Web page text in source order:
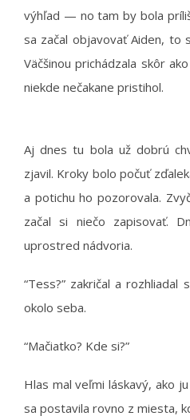
výhľad — no tam by bola
sa začal objavovať Aiden, to
Väčšinou prichádzala skôr
niekde nečakane pristihol.
Aj dnes tu bola už dobrú
zjavil. Kroky bolo počuť
a potichu ho pozorovala.
začal si niečo zapisovať.
uprostred nádvoria.
“Tess?” zakričal a rozhliadal
okolo seba.
“Mačiatko? Kde si?”
Hlas mal veľmi láskavý, ako
sa postavila rovno z miesta,